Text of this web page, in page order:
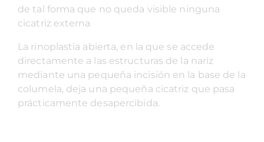
de tal forma que no queda visible ninguna
cicatriz externa
La rinoplastia abierta, en la que se accede
directamente a las estructuras de la nariz
mediante una pequeña incisión en la base de la
columela, deja una pequeña cicatriz que pasa
prácticamente desapercibida.